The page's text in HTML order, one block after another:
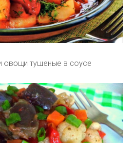
овощи тушеные в соусе